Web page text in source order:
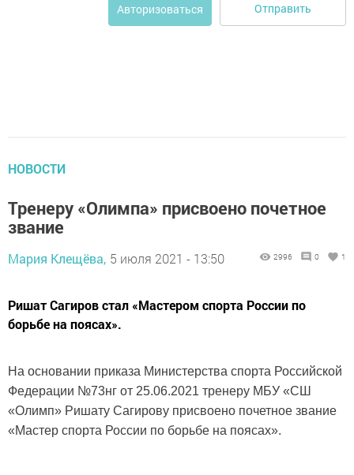
Авторизоваться Отправить
НОВОСТИ
Тренеру «Олимпа» присвоено почетное
звание
Мария Клещёва, 5 июля 2021 - 13:50 2996 0 1
Ришат Сагиров стал «Мастером спорта России по
борьбе на поясах».
На основании приказа Министерства спорта Российской
Федерации №73нг от 25.06.2021 тренеру МБУ «СШ
«Олимп» Ришату Сагирову присвоено почетное звание
«Мастер спорта России по борьбе на поясах».